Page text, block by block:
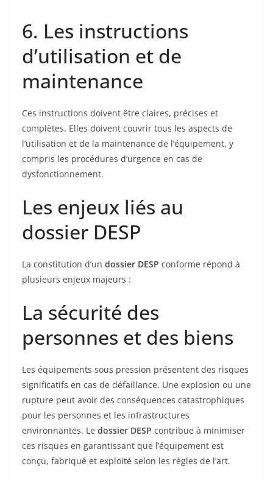
6. Les instructions
d’utilisation et de
maintenance
Ces instructions doivent être claires, précises et
complètes. Elles doivent couvrir tous les aspects de
l’utilisation et de la maintenance de l’équipement, y
compris les procédures d’urgence en cas de
dysfonctionnement.
Les enjeux liés au
dossier DESP
La constitution d’un dossier DESP conforme répond à
plusieurs enjeux majeurs :
La sécurité des
personnes et des biens
Les équipements sous pression présentent des risques
significatifs en cas de défaillance. Une explosion ou une
rupture peut avoir des conséquences catastrophiques
pour les personnes et les infrastructures
environnantes. Le dossier DESP contribue à minimiser
ces risques en garantissant que l’équipement est
conçu, fabriqué et exploité selon les règles de l’art.